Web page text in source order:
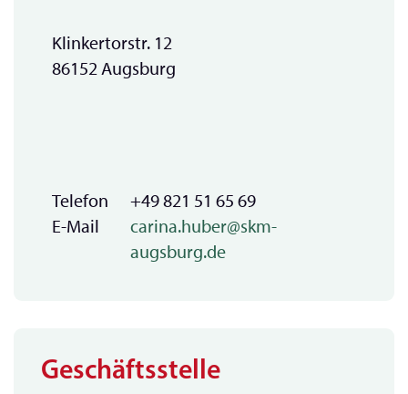
Klinkertorstr. 12
86152 Augsburg
Telefon
E-Mail
+49 821 51 65 69
carina.huber@skm-
augsburg.de
Geschäftsstelle